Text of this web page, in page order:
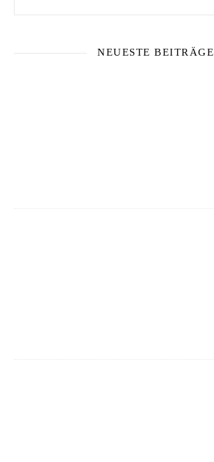
NEUESTE BEITRÄGE